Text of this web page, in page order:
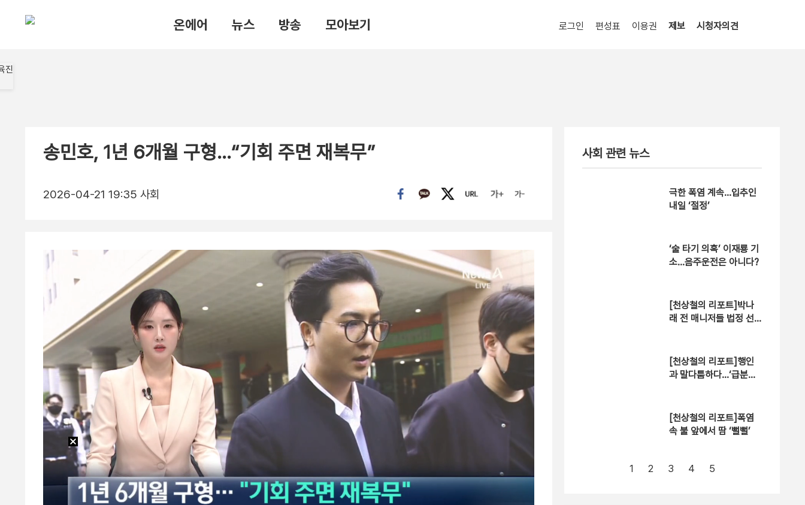
온에어 뉴스 방송 모아보기 로그인 편성표 이용권 제보 시청자의견
송민호, 1년 6개월 구형…“기회 주면 재복무”
2026-04-21 19:35 사회
사회 관련 뉴스
극한 폭염 계속…입추인
내일 ‘절정’
‘술 타기 의혹’ 이재룡 기
소…음주운전은 아니다?
[천상철의 리포트]박나
래 전 매니저들 법정 선
[천상철의 리포트]행인
과 말다툼하다…‘급분노’
[천상철의 리포트]폭염
속 불 앞에서 땀 ‘뻘뻘’
1 2 3 4 5